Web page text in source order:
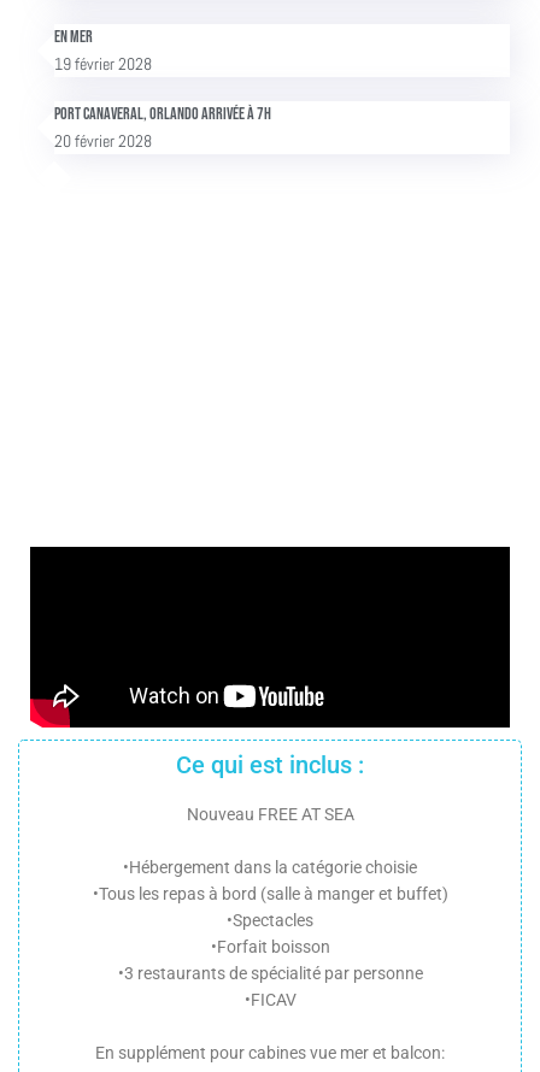
En mer
19 février 2028
Port Canaveral, Orlando Arrivée à 7h
20 février 2028
Ce qui est inclus :
Nouveau FREE AT SEA
•Hébergement dans la catégorie choisie
•Tous les repas à bord (salle à manger et buffet)
•Spectacles
•Forfait boisson
•3 restaurants de spécialité par personne
•FICAV
En supplément pour cabines vue mer et balcon: